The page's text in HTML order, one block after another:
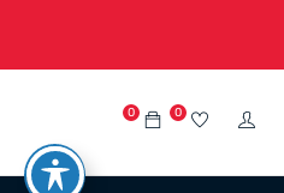
0 0